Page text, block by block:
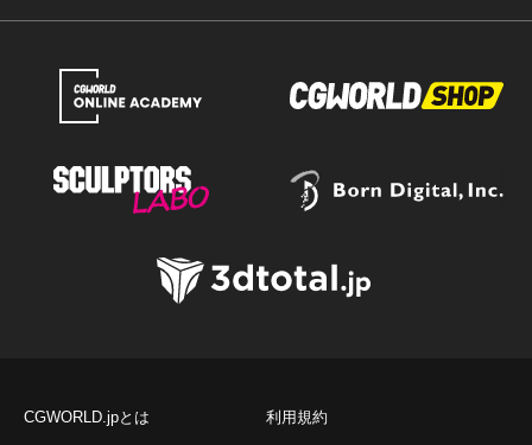
CGWORLD.jpとは 利用規約